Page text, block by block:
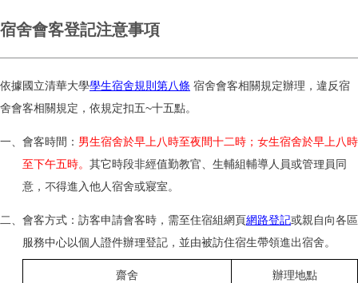
宿舍會客登記注意事項
依據國立清華大學學生宿舍規則第八條 宿舍會客相關規定辦理，違反宿
舍會客相關規定，依規定扣五~十五點。
一、會客時間： 男生宿舍於早上八時至夜間十二時；女生宿舍於早上八時
至下午五時。 其它時段非經值勤教官、生輔組輔導人員或管理員同
意，不得進入他人宿舍或寢室。
二、會客方式：訪客申請會客時，需至住宿組網頁網路登記或親自向各區
服務中心以個人證件辦理登記，並由被訪住宿生帶領進出宿舍。
齋舍 辦理地點